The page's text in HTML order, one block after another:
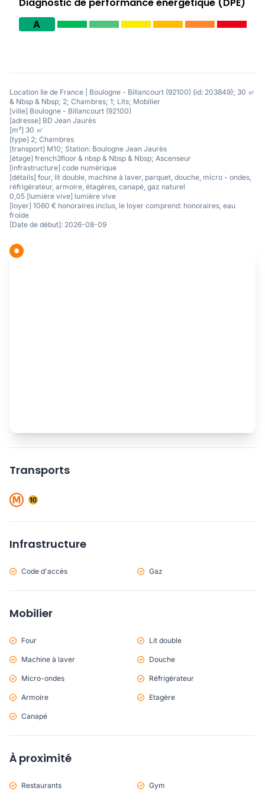
A
Location Ile de France | Boulogne - Billancourt (92100) (id: 203849); 30 ㎡
& Nbsp & Nbsp; 2; Chambres; 1; Lits; Mobilier
[ville] Boulogne - Billancourt (92100)
[adresse] BD Jean Jaurès
[m²] 30 ㎡
[type] 2; Chambres
[transport] M10; Station: Boulogne Jean Jaurès
[étage] french3floor & nbsp & Nbsp & Nbsp; Ascenseur
[infrastructure] code numérique
[détails] four, lit double, machine à laver, parquet, douche, micro - ondes,
réfrigérateur, armoire, étagères, canapé, gaz naturel
0,05 [lumière vive] lumière vive
[loyer] 1060 € honoraires inclus, le loyer comprend: honoraires, eau
froide
[Date de début]: 2026-08-09
Transports
Infrastructure
Code d'accès Gaz
Mobilier
Four Lit double
Machine à laver Douche
Micro-ondes Réfrigérateur
Armoire Etagère
Canapé
À proximité
Restaurants Gym